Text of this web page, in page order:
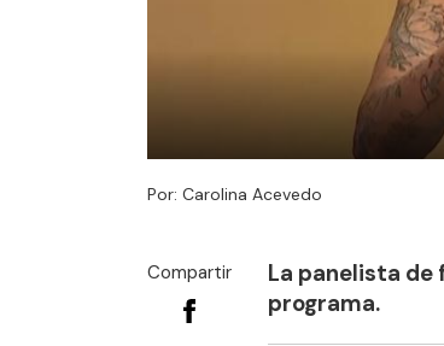
Por: Carolina Acevedo
Compartir
La panelista de
programa.